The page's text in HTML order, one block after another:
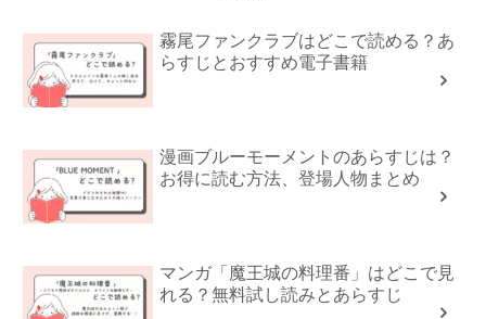
霧尾ファンクラブはどこで読める？あ
らすじとおすすめ電子書籍
漫画ブルーモーメントのあらすじは？
お得に読む方法、登場人物まとめ
マンガ「魔王城の料理番」はどこで見
れる？無料試し読みとあらすじ